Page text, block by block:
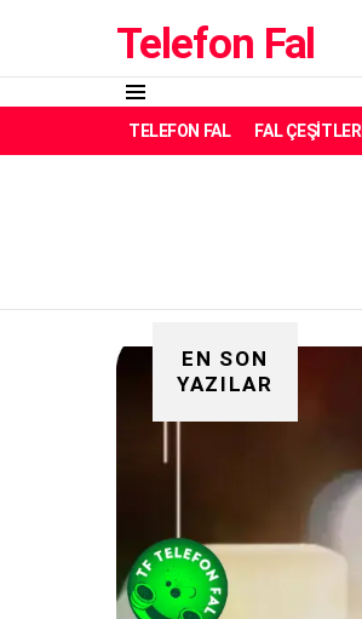
Telefon Fal
Menü
TELEFON FAL FAL ÇEŞITLERI
EN SON
YAZILAR